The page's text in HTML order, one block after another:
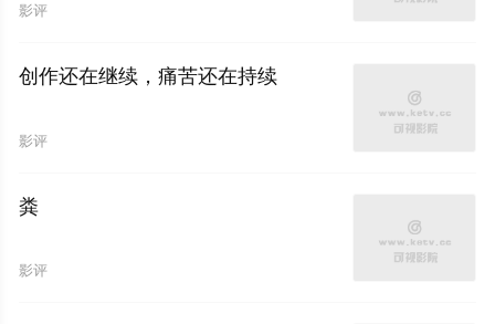
影评
创作还在继续，痛苦还在持续
影评
粪
影评